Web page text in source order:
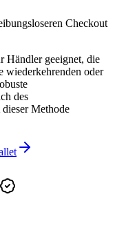
Checkout
Händler geeignet, die
wiederkehrenden oder
des
Methode